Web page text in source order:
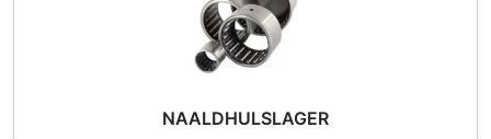
NAALDHULSLAGER